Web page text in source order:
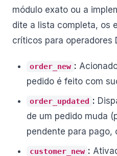
módulo exato ou a
dite a lista completa, os
críticos para operadores
order_new :
pedido é feito com
order_updated :
de um pedido muda
pendente para pago,
customer_new :